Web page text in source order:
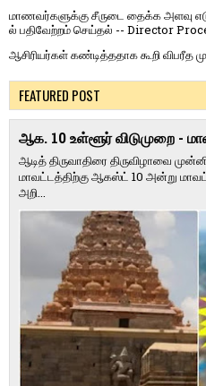
மாணவர்களுக்கு சீருடை தைக்க அளவு
ல் பதிவேற்றம் செய்தல் -- Director
ஆசிரியர்கள் கண்டித்ததாக கூறி விபரீத
FEATURED POST
ஆக. 10 உள்ளூர் விடுமுறை -
ஆடித் திருவாதிரை திருவிழாவை
மாவட்டத்திற்கு ஆகஸ்ட் 10 அன்று
அறி...